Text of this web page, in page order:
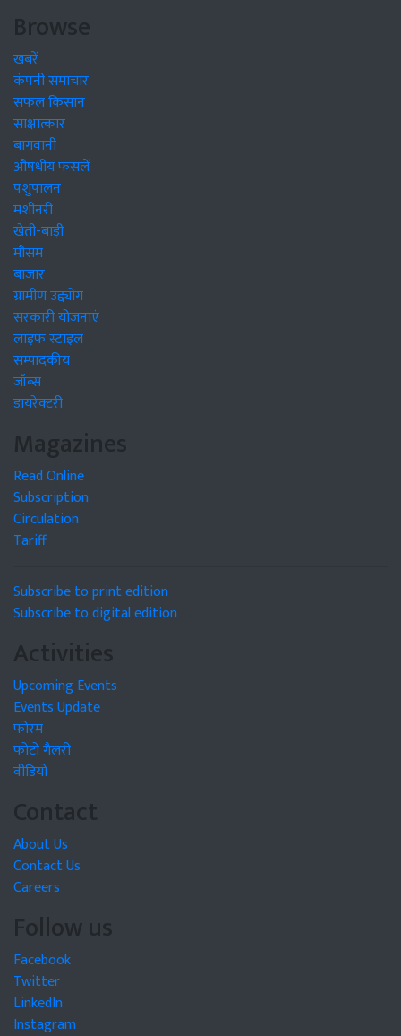
Browse
खबरें
कंपनी समाचार
सफल किसान
साक्षात्कार
बागवानी
औषधीय फसलें
पशुपालन
मशीनरी
खेती-बाड़ी
मौसम
बाजार
ग्रामीण उद्द्योग
सरकारी योजनाएं
लाइफ स्टाइल
सम्पादकीय
जॉब्स
डायरेक्टरी
Magazines
Read Online
Subscription
Circulation
Tariff
Subscribe to print edition
Subscribe to digital edition
Activities
Upcoming Events
Events Update
फोरम
फोटो गैलरी
वीडियो
Contact
About Us
Contact Us
Careers
Follow us
Facebook
Twitter
LinkedIn
Instagram